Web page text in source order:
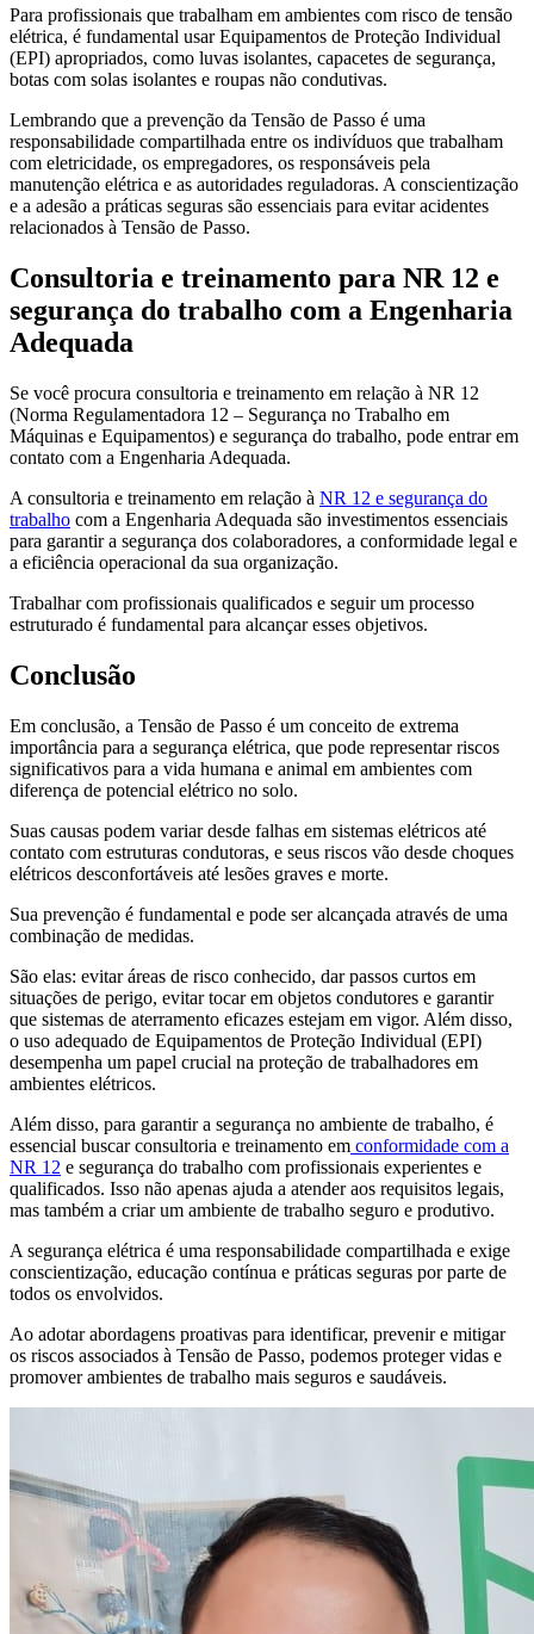
Para profissionais que trabalham em ambientes com risco de tensão
elétrica, é fundamental usar Equipamentos de Proteção Individual
(EPI) apropriados, como luvas isolantes, capacetes de segurança,
botas com solas isolantes e roupas não condutivas.
Lembrando que a prevenção da Tensão de Passo é uma
responsabilidade compartilhada entre os indivíduos que trabalham
com eletricidade, os empregadores, os responsáveis pela
manutenção elétrica e as autoridades reguladoras. A conscientização
e a adesão a práticas seguras são essenciais para evitar acidentes
relacionados à Tensão de Passo.
Consultoria e treinamento para NR 12 e
segurança do trabalho com a Engenharia
Adequada
Se você procura consultoria e treinamento em relação à NR 12
(Norma Regulamentadora 12 – Segurança no Trabalho em
Máquinas e Equipamentos) e segurança do trabalho, pode entrar em
contato com a Engenharia Adequada.
A consultoria e treinamento em relação à NR 12 e segurança do
trabalho com a Engenharia Adequada são investimentos essenciais
para garantir a segurança dos colaboradores, a conformidade legal e
a eficiência operacional da sua organização.
Trabalhar com profissionais qualificados e seguir um processo
estruturado é fundamental para alcançar esses objetivos.
Conclusão
Em conclusão, a Tensão de Passo é um conceito de extrema
importância para a segurança elétrica, que pode representar riscos
significativos para a vida humana e animal em ambientes com
diferença de potencial elétrico no solo.
Suas causas podem variar desde falhas em sistemas elétricos até
contato com estruturas condutoras, e seus riscos vão desde choques
elétricos desconfortáveis até lesões graves e morte.
Sua prevenção é fundamental e pode ser alcançada através de uma
combinação de medidas.
São elas: evitar áreas de risco conhecido, dar passos curtos em
situações de perigo, evitar tocar em objetos condutores e garantir
que sistemas de aterramento eficazes estejam em vigor. Além disso,
o uso adequado de Equipamentos de Proteção Individual (EPI)
desempenha um papel crucial na proteção de trabalhadores em
ambientes elétricos.
Além disso, para garantir a segurança no ambiente de trabalho, é
essencial buscar consultoria e treinamento em conformidade com a
NR 12 e segurança do trabalho com profissionais experientes e
qualificados. Isso não apenas ajuda a atender aos requisitos legais,
mas também a criar um ambiente de trabalho seguro e produtivo.
A segurança elétrica é uma responsabilidade compartilhada e exige
conscientização, educação contínua e práticas seguras por parte de
todos os envolvidos.
Ao adotar abordagens proativas para identificar, prevenir e mitigar
os riscos associados à Tensão de Passo, podemos proteger vidas e
promover ambientes de trabalho mais seguros e saudáveis.